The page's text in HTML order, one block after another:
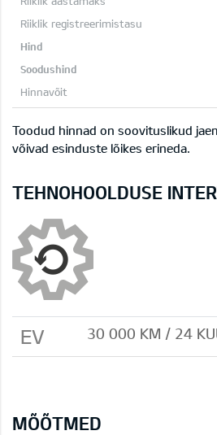
Toodud hinnad on soovituslikud
võivad esinduste lõikes erineda.
TEHNOHOOLDUSE
EV 30 000 KM / 24
MÕÕTMED